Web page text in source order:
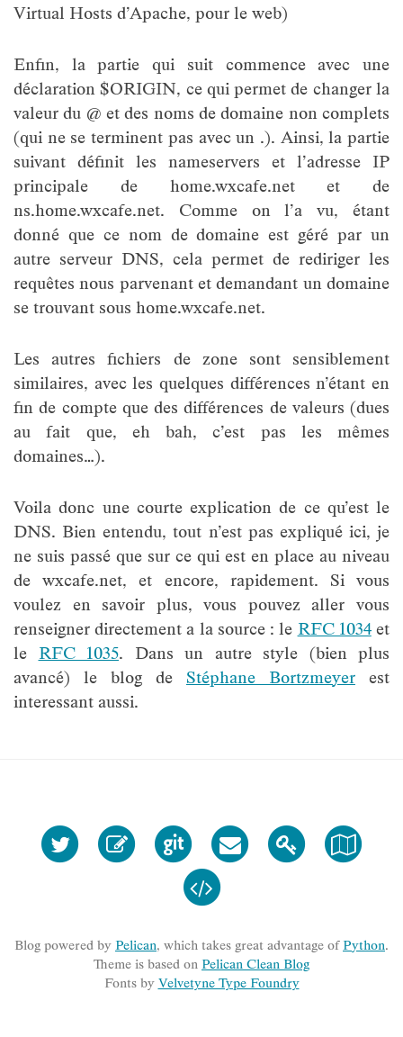
Virtual Hosts d’Apache, pour le web)
Enfin, la partie qui suit commence avec une
déclaration $ORIGIN, ce qui permet de changer la
valeur du @ et des noms de domaine non complets
(qui ne se terminent pas avec un .). Ainsi, la partie
suivant définit les nameservers et l’adresse IP
principale de home.wxcafe.net et de
ns.home.wxcafe.net. Comme on l’a vu, étant
donné que ce nom de domaine est géré par un
autre serveur DNS, cela permet de rediriger les
requêtes nous parvenant et demandant un domaine
se trouvant sous home.wxcafe.net.
Les autres fichiers de zone sont sensiblement
similaires, avec les quelques différences n’étant en
fin de compte que des différences de valeurs (dues
au fait que, eh bah, c’est pas les mêmes
domaines…).
Voila donc une courte explication de ce qu’est le
DNS. Bien entendu, tout n’est pas expliqué ici, je
ne suis passé que sur ce qui est en place au niveau
de wxcafe.net, et encore, rapidement. Si vous
voulez en savoir plus, vous pouvez aller vous
renseigner directement a la source : le RFC 1034et
le RFC 1035. Dans un autre style (bien plus
avancé) le blog de Stéphane Bortzmeyer est
interessant aussi.
Blog powered by Pelican, which takes great advantage ofPython.
Theme is based on Pelican Clean Blog
Fonts by Velvetyne Type Foundry